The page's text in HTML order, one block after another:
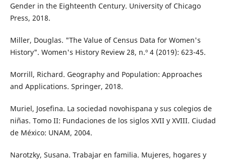
Gender in the Eighteenth Century. University of Chicago
Press, 2018.
Miller, Douglas. "The Value of Census Data for Women's
History". Women's History Review 28, n.º 4 (2019): 623-45.
Morrill, Richard. Geography and Population: Approaches
and Applications. Springer, 2018.
Muriel, Josefina. La sociedad novohispana y sus colegios de
niñas. Tomo II: Fundaciones de los siglos XVII y XVIII. Ciudad
de México: UNAM, 2004.
Narotzky, Susana. Trabajar en familia. Mujeres, hogares y